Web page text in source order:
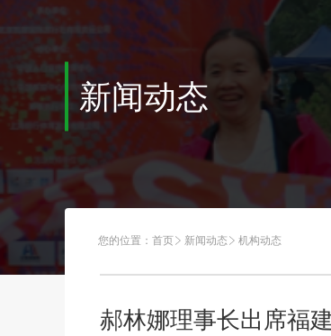
新闻动态
您的位置： 首页 新闻动态 机构动态
郝林娜理事长出席福